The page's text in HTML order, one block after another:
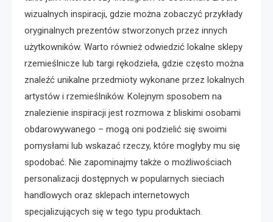
wizualnych inspiracji, gdzie można zobaczyć przykłady
oryginalnych prezentów stworzonych przez innych
użytkowników. Warto również odwiedzić lokalne sklepy
rzemieślnicze lub targi rękodzieła, gdzie często można
znaleźć unikalne przedmioty wykonane przez lokalnych
artystów i rzemieślników. Kolejnym sposobem na
znalezienie inspiracji jest rozmowa z bliskimi osobami
obdarowywanego – mogą oni podzielić się swoimi
pomysłami lub wskazać rzeczy, które mogłyby mu się
spodobać. Nie zapominajmy także o możliwościach
personalizacji dostępnych w popularnych sieciach
handlowych oraz sklepach internetowych
specjalizujących się w tego typu produktach.